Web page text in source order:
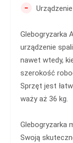
-
Glebogryzarka
urządzenie
nawet wtedy,
szerokość
Sprzęt jest
waży aż 36 kg.
Glebogryzarka
Swoją